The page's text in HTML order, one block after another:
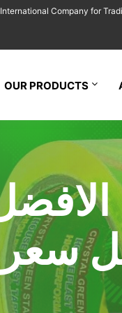
Company for
OUR PRODUCTS
سعر